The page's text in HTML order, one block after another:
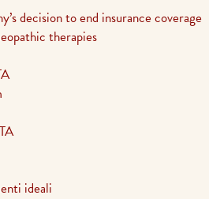
decision to end insurance coverage
therapies
ideali